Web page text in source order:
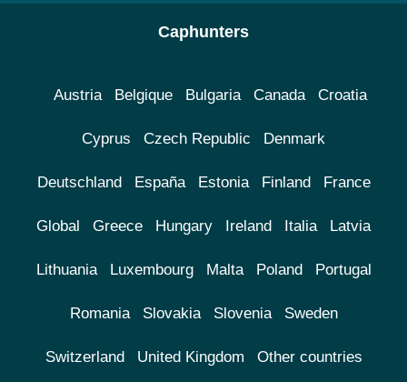
Caphunters
Austria Belgique Bulgaria Canada Croatia
Cyprus Czech Republic Denmark
Deutschland España Estonia Finland France
Global Greece Hungary Ireland Italia Latvia
Lithuania Luxembourg Malta Poland Portugal
Romania Slovakia Slovenia Sweden
Switzerland United Kingdom Other countries